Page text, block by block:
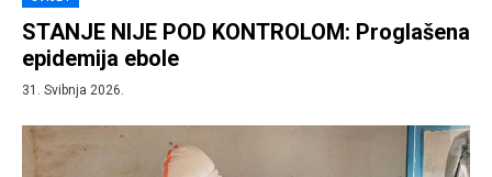
STANJE NIJE POD KONTROLOM: Proglašena
epidemija ebole
31. Svibnja 2026.